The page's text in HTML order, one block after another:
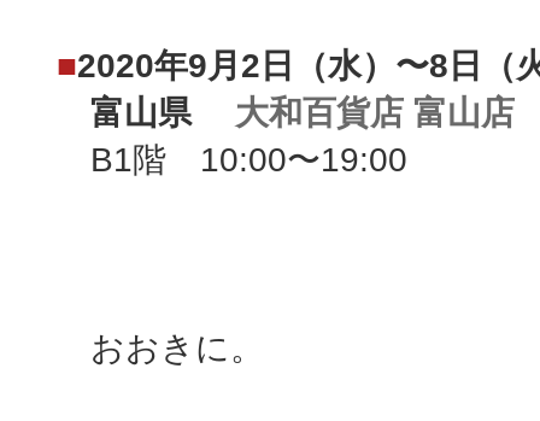
■2020年9月2日（水）〜8日（
富山県 大和百貨店 富山店
B1階 10:00〜19:00
おおきに。